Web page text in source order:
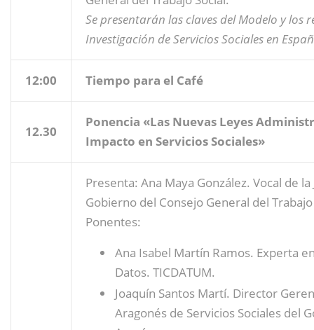
Se presentarán las claves del Modelo y los
Investigación de Servicios Sociales en
12:00 Tiempo para el Café
12.30
Ponencia «Las Nuevas Leyes
Impacto en Servicios Sociales»
Presenta: Ana Maya González. Vocal de la
Gobierno del Consejo General del Trabajo
Ponentes:
Ana Isabel Martín Ramos. Experta
Datos. TICDATUM.
Joaquín Santos Martí. Director
Aragonés de Servicios Sociales del